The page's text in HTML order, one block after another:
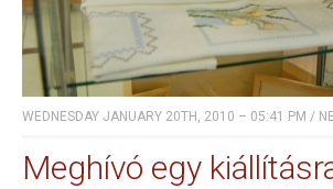
WEDNESDAY JANUARY 20TH, 2010 – 05:41 PM /
Meghívó egy